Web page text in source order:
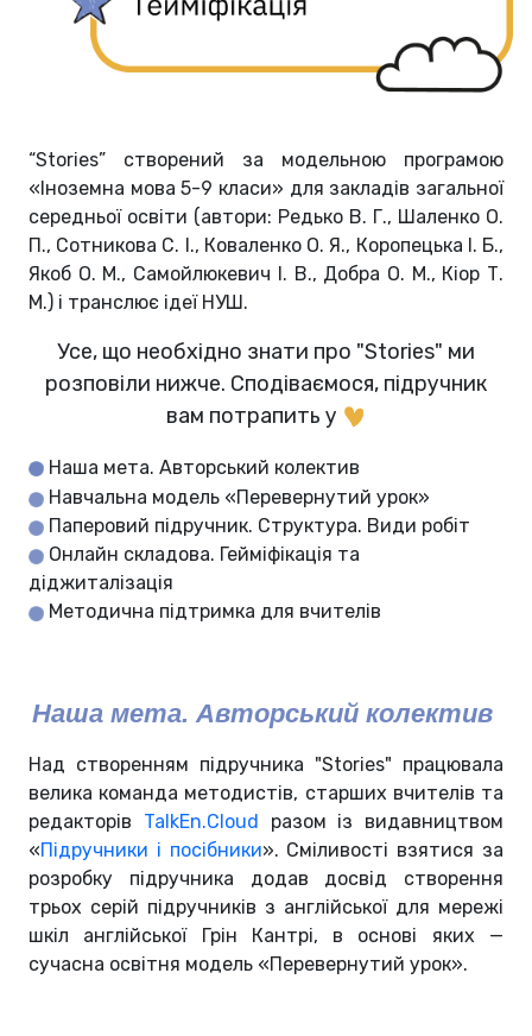
“Stories” створений за модельною програмою
«Іноземна мова 5-9 класи» для закладів загальної
середньої освіти (автори: Редько В. Г., Шаленко О.
П., Сотникова С. І., Коваленко О. Я., Коропецька І. Б.,
Якоб О. М., Самойлюкевич І. В., Добра О. М., Кіор Т.
М.) і транслює ідеї НУШ.
Усе, що необхідно знати про "Stories" ми
розповіли нижче. Сподіваємося, підручник
вам потрапить у
Наша мета. Авторський колектив
Навчальна модель «Перевернутий урок»
Паперовий підручник. Структура. Види робіт
Онлайн складова. Гейміфікація та
діджиталізація
Методична підтримка для вчителів
Наша мета. Авторський колектив
Над створенням підручника "Stories" працювала
велика команда методистів, старших вчителів та
редакторів TalkEn.Cloud
разом із видавництвом
«‎Підручники і посібники». Сміливості взятися за
розробку підручника додав досвід створення
трьох серій підручників з англійської для мережі
шкіл англійської Грін Кантрі, в основі яких —
сучасна освітня модель «‎Перевернутий урок».